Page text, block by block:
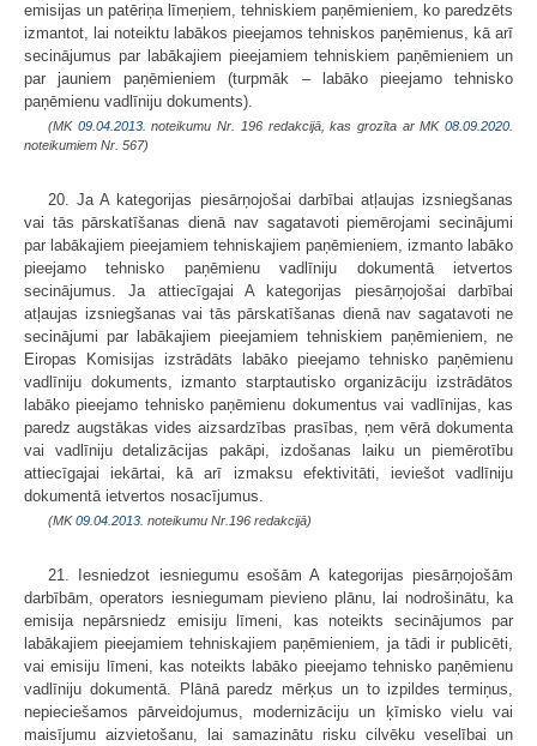
emisijas un patēriņa līmeņiem, tehniskiem paņēmieniem, ko paredzēts
izmantot, lai noteiktu labākos pieejamos tehniskos paņēmienus, kā arī
secinājumus par labākajiem pieejamiem tehniskiem paņēmieniem un
par jauniem paņēmieniem (turpmāk – labāko pieejamo tehnisko
paņēmienu vadlīniju dokuments).
(MK 09.04.2013. noteikumu Nr. 196 redakcijā, kas grozīta ar MK08.09.2020.
noteikumiem Nr. 567)
20. Ja A kategorijas piesārņojošai darbībai atļaujas izsniegšanas
vai tās pārskatīšanas dienā nav sagatavoti piemērojami secinājumi
par labākajiem pieejamiem tehniskajiem paņēmieniem, izmanto labāko
pieejamo tehnisko paņēmienu vadlīniju dokumentā ietvertos
secinājumus. Ja attiecīgajai A kategorijas piesārņojošai darbībai
atļaujas izsniegšanas vai tās pārskatīšanas dienā nav sagatavoti ne
secinājumi par labākajiem pieejamiem tehniskiem paņēmieniem, ne
Eiropas Komisijas izstrādāts labāko pieejamo tehnisko paņēmienu
vadlīniju dokuments, izmanto starptautisko organizāciju izstrādātos
labāko pieejamo tehnisko paņēmienu dokumentus vai vadlīnijas, kas
paredz augstākas vides aizsardzības prasības, ņem vērā dokumenta
vai vadlīniju detalizācijas pakāpi, izdošanas laiku un piemērotību
attiecīgajai iekārtai, kā arī izmaksu efektivitāti, ieviešot vadlīniju
dokumentā ietvertos nosacījumus.
(MK09.04.2013. noteikumu Nr.196 redakcijā)
21. Iesniedzot iesniegumu esošām A kategorijas piesārņojošām
darbībām, operators iesniegumam pievieno plānu, lai nodrošinātu, ka
emisija nepārsniedz emisiju līmeni, kas noteikts secinājumos par
labākajiem pieejamiem tehniskajiem paņēmieniem, ja tādi ir publicēti,
vai emisiju līmeni, kas noteikts labāko pieejamo tehnisko paņēmienu
vadlīniju dokumentā. Plānā paredz mērķus un to izpildes termiņus,
nepieciešamos pārveidojumus, modernizāciju un ķīmisko vielu vai
maisījumu aizvietošanu, lai samazinātu risku cilvēku veselībai un